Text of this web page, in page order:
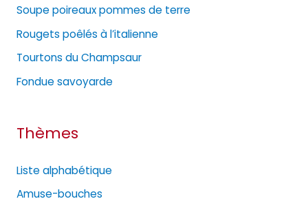
r
i
e
s
Soupe poireaux pommes de terre
Rougets poêlés à l’italienne
Tourtons du Champsaur
Fondue savoyarde
Thèmes
Liste alphabétique
Amuse-bouches